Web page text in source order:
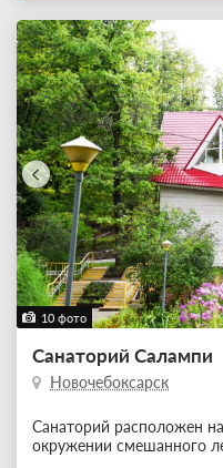
10 фото
Санаторий Салампи
Новочебоксарск
Санаторий расположен
окружении смешанного